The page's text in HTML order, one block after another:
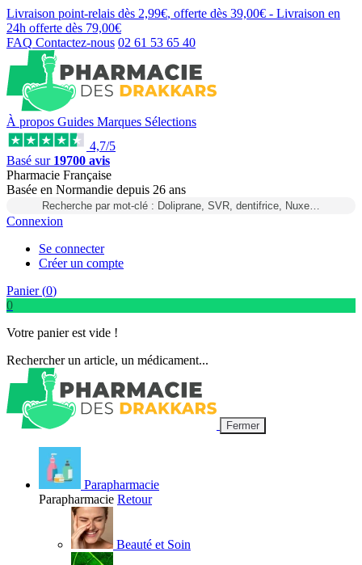
Livraison point-relais dès 2,99€, offerte dès 39,00€ - Livraison en
24h offerte dès 79,00€
FAQ Contactez-nous 02 61 53 65 40
À propos Guides Marques Sélections
4,7/5
Basé sur 19700 avis
Pharmacie Française
Basée en Normandie depuis 26 ans
Recherche par mot-clé : Doliprane, SVR, dentifrice, Nuxe…
Connexion
Se connecter
Créer un compte
Panier (0)
0
Votre panier est vide !
Rechercher un article, un médicament...
Fermer
Parapharmacie
Parapharmacie Retour
Beauté et Soin